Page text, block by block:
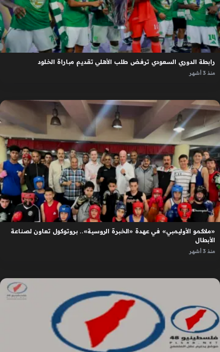
رابطة الدوري السعودي ترفض طلب الأهلي تقديم مباراة الخلود
منذ 3 أشهر
«ملاكمو الأوليمبي» في عهدة «الخبرة الروسية».. بروتوكول تعاون لصناعة
الأبطال
منذ 3 أشهر